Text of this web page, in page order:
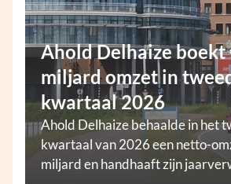
Ahold Delhaize boekt
miljard omzet in
kwartaal 2026
Ahold Delhaize behaalde in het
kwartaal van 2026 een netto-
miljard en handhaaft zijn